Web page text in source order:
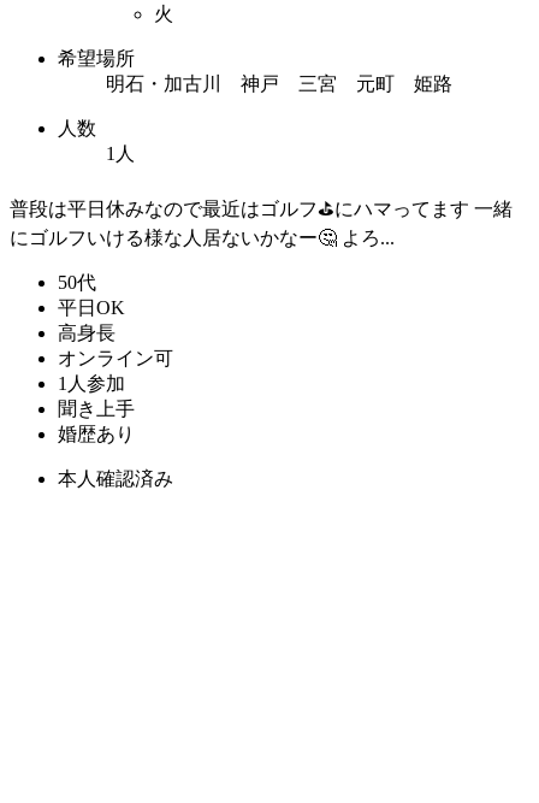
火
希望場所
明石・加古川 神戸 三宮 元町 姫路
人数
1人
普段は平日休みなので最近はゴルフ⛳️にハマってます 一緒
にゴルフいける様な人居ないかなー🤔 よろ...
50代
平日OK
高身長
オンライン可
1人参加
聞き上手
婚歴あり
本人確認済み